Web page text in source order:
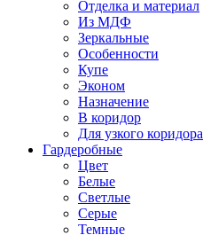
Отделка и материал
Из МДФ
Зеркальные
Особенности
Купе
Эконом
Назначение
В коридор
Для узкого коридора
Гардеробные
Цвет
Белые
Светлые
Серые
Темные